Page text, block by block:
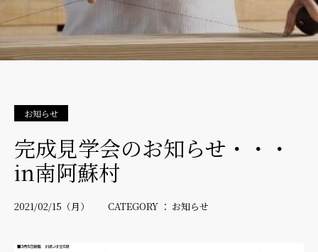
お知らせ
完成見学会のお知らせ・・・
in南阿蘇村
2021/02/15（月） CATEGORY ： お知らせ